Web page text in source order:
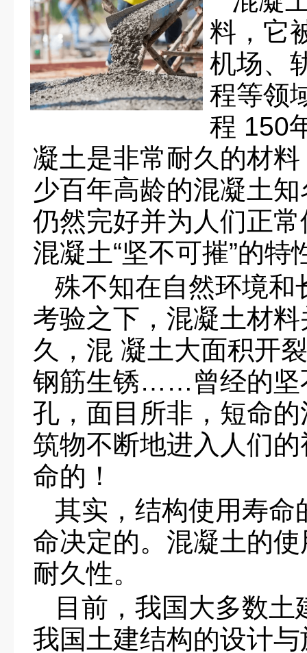
料，它
机场、
程等领
程 150
凝土是非常耐久的材
少百年高龄的混凝土
仍然完好并为人们正
混凝土“坚不可摧”的特
殊不知在自然环境和
考验之下，混凝土材
久，混 凝土大面积开
钢筋生锈……曾经的坚
孔，面目所非，短命
筑物不断地进入人们
命的！
其实，结构使用寿命
命决定的。混凝土的
耐久性。
目前，我国大多数
我国土建结构的设计